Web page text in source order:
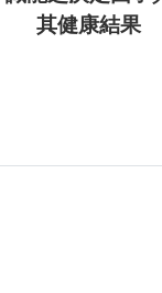
其健康結果